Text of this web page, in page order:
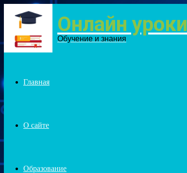
Онлайн уроки
Обучение и знания
Главная
О сайте
Образование